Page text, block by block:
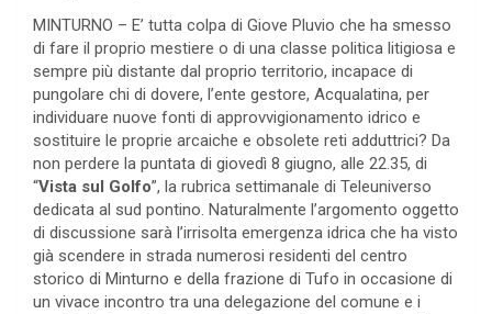
MINTURNO – E’ tutta colpa di Giove Pluvio che ha smesso
di fare il proprio mestiere o di una classe politica litigiosa e
sempre più distante dal proprio territorio, incapace di
pungolare chi di dovere, l’ente gestore, Acqualatina, per
individuare nuove fonti di approvvigionamento idrico e
sostituire le proprie arcaiche e obsolete reti adduttrici? Da
non perdere la puntata di giovedì 8 giugno, alle 22.35, di
“Vista sul Golfo”, la rubrica settimanale di Teleuniverso
dedicata al sud pontino. Naturalmente l’argomento oggetto
di discussione sarà l’irrisolta emergenza idrica che ha visto
già scendere in strada numerosi residenti del centro
storico di Minturno e della frazione di Tufo in occasione di
un vivace incontro tra una delegazione del comune e i